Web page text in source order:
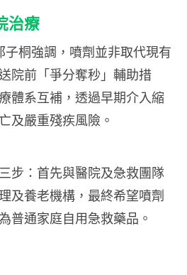
治療
子桐強調，噴劑並非取代現有
院前「爭分奪秒」輔助措
體系互補，透過早期介入縮
及嚴重殘疾風險。
步：首先與醫院及急救團隊
及養老機構，最終希望噴劑
普通家庭自用急救藥品。